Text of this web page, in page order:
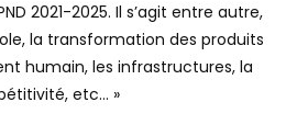
2021-2025. Il s’agit entre autre,
la transformation des produits
humain, les infrastructures, la
etc… »